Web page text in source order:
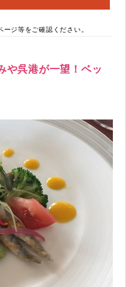
ジ等をご確認ください。
や呉港が一望！ベッ